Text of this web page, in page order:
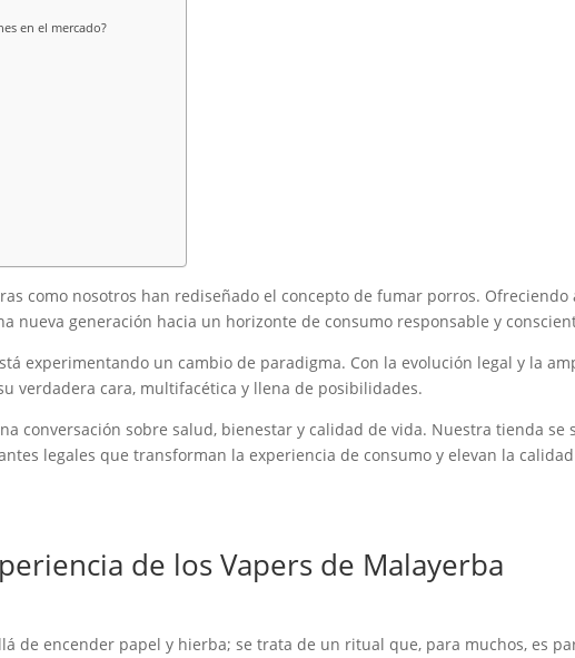
en el mercado?
como nosotros han rediseñado el concepto de fumar porros.
nueva generación hacia un horizonte de consumo responsable y
experimentando un cambio de paradigma. Con la evolución legal y la
verdadera cara, multifacética y llena de posibilidades.
conversación sobre salud, bienestar y calidad de vida. Nuestra tienda se
legales que transforman la experiencia de consumo y elevan la
de los Vapers de Malayerba
de encender papel y hierba; se trata de un ritual que, para muchos, es